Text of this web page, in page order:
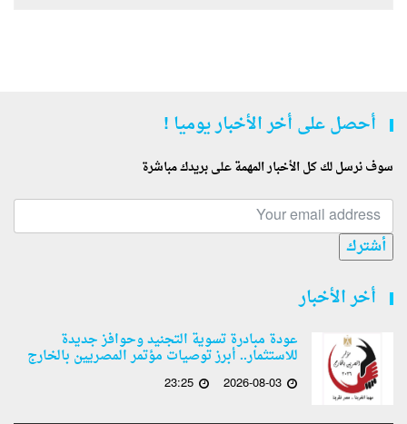
أحصل على أخر الأخبار يوميا !
سوف نرسل لك كل الأخبار المهمة على بريدك مباشرة
أشترك
أخر الأخبار
عودة مبادرة تسوية التجنيد وحوافز جديدة
للاستثمار.. أبرز توصيات مؤتمر المصريين بالخارج
2026-08-03
23:25